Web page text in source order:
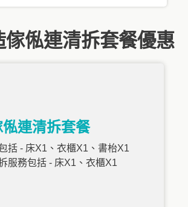
傢俬連清拆套餐優惠
俬連清拆套餐
括 - 床X1、衣櫃X1、書枱X1
服務包括 - 床X1、衣櫃X1